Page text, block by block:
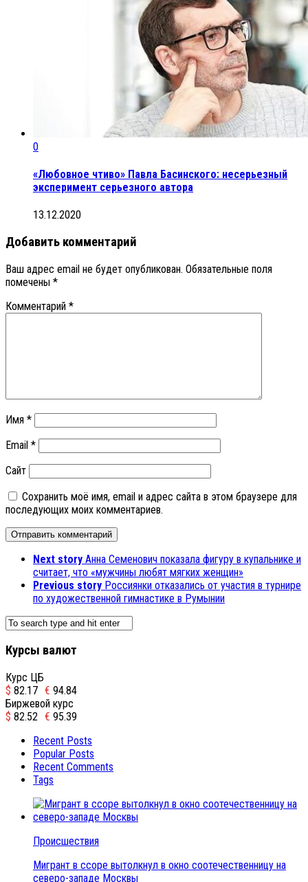
0
«Любовное чтиво» Павла Басинского: несерьезный
эксперимент серьезного автора
13.12.2020
Добавить комментарий
Ваш адрес email не будет опубликован. Обязательные поля
помечены *
Комментарий *
Имя *
Email *
Сайт
Сохранить моё имя, email и адрес сайта в этом браузере для
последующих моих комментариев.
Next story Анна Семенович показала фигуру в купальнике и
считает, что «мужчины любят мягких женщин»
Previous story Россиянки отказались от участия в турнире
по художественной гимнастике в Румынии
Курсы валют
Курс ЦБ
$ 82.17 € 94.84
Биржевой курс
$ 82.52 € 95.39
Recent Posts
Popular Posts
Recent Comments
Tags
Происшествия
Мигрант в ссоре вытолкнул в окно соотечественницу на
северо-западе Москвы